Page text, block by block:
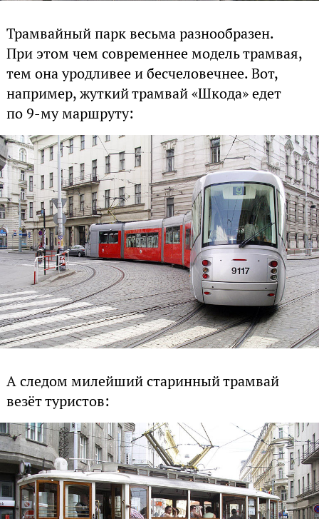
Трамвайный парк весьма разнообразен.
При этом чем современнее модель трамвая,
тем она уродливее и бесчеловечнее. Вот,
например, жуткий трамвай «Шкода» едет
по 9-му маршруту:
А следом милейший старинный трамвай
везёт туристов: